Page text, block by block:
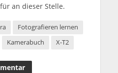
an dieser Stelle.
Fotografieren lernen
Kamerabuch X-T2